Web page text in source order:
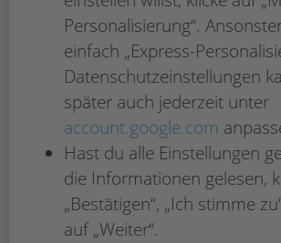
Personalisierung“.
einfach „Express-
Datenschutzeinstellungen
später auch jederzeit unter
account.google.com
Hast du alle Einstellungen
die Informationen gelesen,
„Bestätigen“, „Ich stimme
auf „Weiter“.